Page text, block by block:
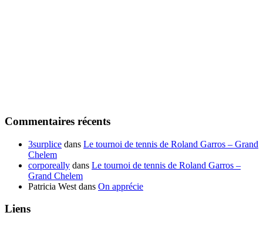
Commentaires récents
3surplice dans Le tournoi de tennis de Roland Garros – Grand
Chelem
corporeally dans Le tournoi de tennis de Roland Garros –
Grand Chelem
Patricia West dans On apprécie
Liens